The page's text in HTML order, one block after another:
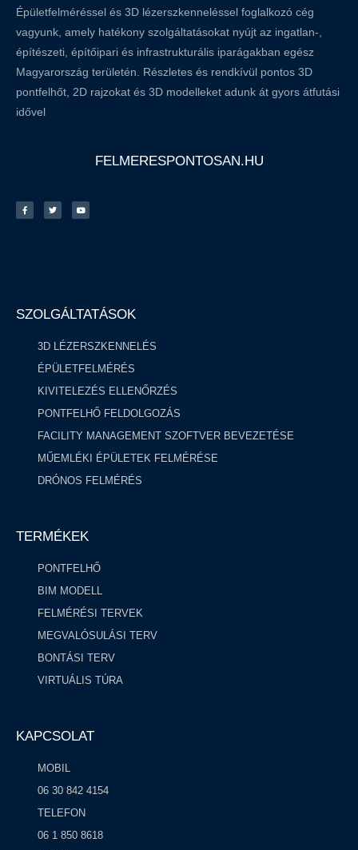
Épületfelméréssel és 3D lézerszkenneléssel foglalkozó cég
vagyunk, amely hatékony szolgáltatásokat nyújt az ingatlan-,
építészeti, építőipari és infrastrukturális iparágakban egész
Magyarország területén. Részletes és rendkívül pontos 3D
pontfelhőt, 2D rajzokat és 3D modelleket adunk át gyors átfutási
idővel
FELMERESPONTOSAN.HU
SZOLGÁLTATÁSOK
3D LÉZERSZKENNELÉS
ÉPÜLETFELMÉRÉS
KIVITELEZÉS ELLENŐRZÉS
PONTFELHŐ FELDOLGOZÁS ​
FACILITY MANAGEMENT SZOFTVER BEVEZETÉSE
MŰEMLÉKI ÉPÜLETEK FELMÉRÉSE
DRÓNOS FELMÉRÉS
TERMÉKEK
PONTFELHŐ
BIM MODELL
FELMÉRÉSI TERVEK
MEGVALÓSULÁSI TERV
BONTÁSI TERV
VIRTUÁLIS TÚRA
KAPCSOLAT
MOBIL
06 30 842 4154
TELEFON
06 1 850 8618